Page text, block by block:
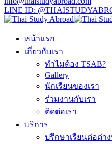
LINE ID:
หน้าแรก
เกี่ยวกับเรา
ทำไมต้อง TSAB?
Gallery
นักเรียนของเรา
ร่วมงานกับเรา
ติดต่อเรา
บริการ
ปรึกษาเรียนต่อต่า